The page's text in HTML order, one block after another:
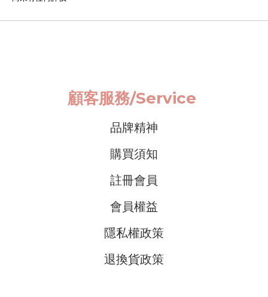
顧客服務/Service
品牌精神
購買須知
註冊會員
會員權益
隱私權政策
退換貨政策